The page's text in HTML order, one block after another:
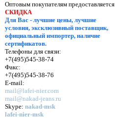
Оптовым покупателям предоставляется
СКИДКА
Для Вас - лучшие цены, лучшие
условия, эксклюзивный поставщик,
официальный импортер, наличие
сертификатов.
Телефоны для связи:
+7(495)545-38-74
Факс:
+7(495)545-38-76
E-mail:
mail@lafei-nier.com
mail@nakad-jeans.ru
Skype: nakad-msk
lafei-nier-msk